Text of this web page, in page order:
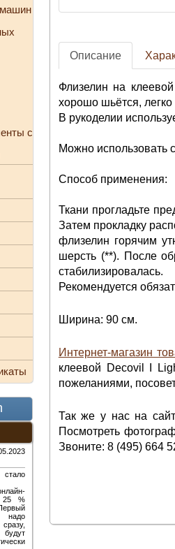
с
25 %
Описание
Флизелин на
хорошо шьётся, легко
В рукоделии
Можно использовать
Способ применения:
Ткани прогладьте
Затем прокладку
флизелин горячим
шерсть (**). После
стабилизировалась.
Рекомендуется
Ширина: 90 см.
Интернет-магазин
клеевой Decovil I
пожеланиями,
Так же у нас на
Посмотреть
Звоните: 8 (495) 664